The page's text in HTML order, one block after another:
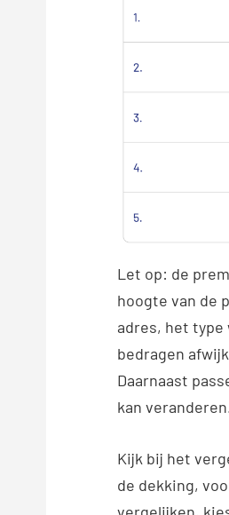
Let op: de
hoogte van de
adres, het type
bedragen
Daarnaast
kan
Kijk bij het
de dekking,